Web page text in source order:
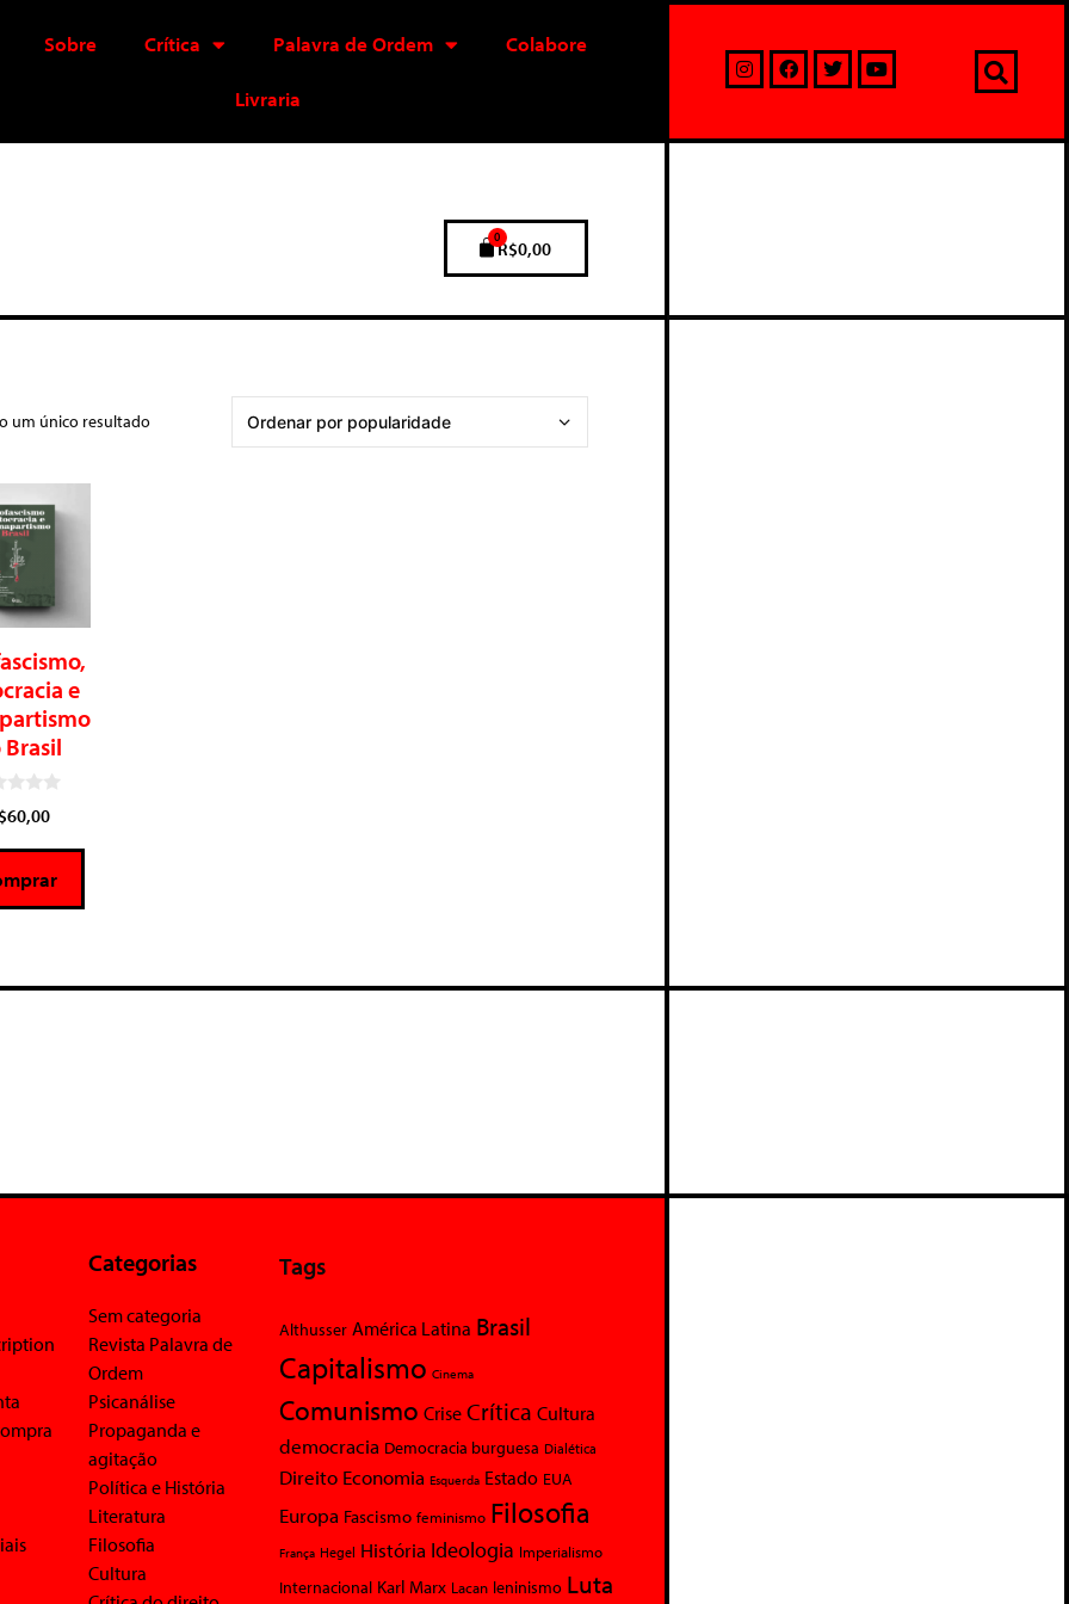
Sobre Crítica Palavra de Ordem Colabore
Livraria
R$0,00
0
um único resultado
e
Brasil
60,00
Categorias
Sem categoria
Revista Palavra de
Ordem
Psicanálise
Propaganda e
agitação
Política e História
Literatura
Filosofia
Cultura
Tags
Althusser América Latina Brasil
Capitalismo Cinema
Comunismo Crise Crítica Cultura
democracia Democracia burguesa Dialética
Direito Economia Esquerda Estado EUA
Europa Fascismo feminismo Filosofia
França Hegel História Ideologia Imperialismo
Internacional Karl Marx Lacan leninismo Luta